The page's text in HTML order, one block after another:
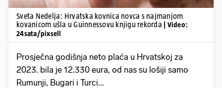
Sveta Nedelja: Hrvatska kovnica novca s najmanjom
kovanicom ušla u Guinnessovu knjigu rekorda
| Video:
24sata/pixsell
Prosječna godišnja neto plaća u Hrvatskoj za
2023. bila je 12.330 eura, od nas su lošiji samo
Rumunji, Bugari i Turci...